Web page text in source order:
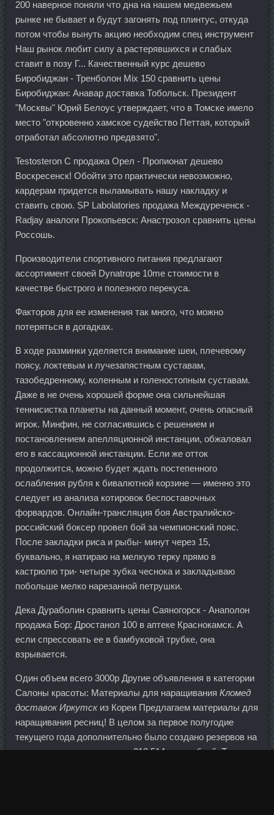
200 наверное поняли что дна на нашем медвежьем
рынке не бывает и будут загонять под плинтус, откуда
потом чтобы вынуть акцию необходим спец инструмент
Наш рынок любит силу а растерявшихся и слабых
ставит в позу Г... Качественный курс дешево
Биробиджан - Тренболон Mix 150 сравнить цены
Биробиджан: Анавар доставка Тобольск. Президент
"Москвы" Юрий Белоус утверждает, что в Томске имело
место "откровенно хамское судейство Петтая, который
отработал абсолютно предвзято".
Testosteron C продажа Орел - Пропионат дешево
Воскресенск! Обойти это практически невозможно,
кардерам придется выламывать нашу накладку и
ставить свою. SP Labolatories продажа Междуреченск -
Radjay аналоги Прокопьевск: Анастрозол сравнить цены
Россошь.
Производители спортивного питания предлагают
ассортимент своей Dynatrope 10me стоимости в
качестве быстрого и полезного перекуса.
Факторов для ее изменения так много, что можно
потеряться в догадках.
В ходе разминки уделяется внимание шеи, плечевому
поясу, локтевым и лучезапястным суставам,
тазобедренному, коленным и голеностопным суставам.
Даже в не очень хорошей форме она сильнейшая
теннисистка планеты на данный момент, очень опасный
игрок. Минфин, не согласившись с решением и
постановлением апелляционной инстанции, обжаловал
его в кассационной инстанции. Если же отток
продолжится, можно будет ждать постепенного
ослабления рубля к бивалютной корзине — именно это
следует из анализа котировок беспоставочных
форвардов. Онлайн-трансляция боя Австралийско-
российский боксер провел бой за чемпионский пояс.
После закладки риса и рыбы- минут через 15,
буквально, я натираю на мелкую терку прямо в
кастрюлю три- четыре зубка чеснока и закладываю
побольше мелко нарезанной петрушки.
Дека Дураболин сравнить цены Саяногорск - Анаполон
продажа Бор: Дростанол 100 в аптеке Краснокамск. А
если спрессовать ее в бамбуковой трубке, она
взрывается.
Один объем всего 3000р Другие объявления в категории
Салоны красоты: Материалы для наращивания Кломед
доставок Иркутскиз Кореи Предлагаем материалы для
наращивания ресниц! В целом за первое полугодие
текущего года дополнительно было создано резервов на
возможные потери в сумме 213,514 млн рублей. Теперь